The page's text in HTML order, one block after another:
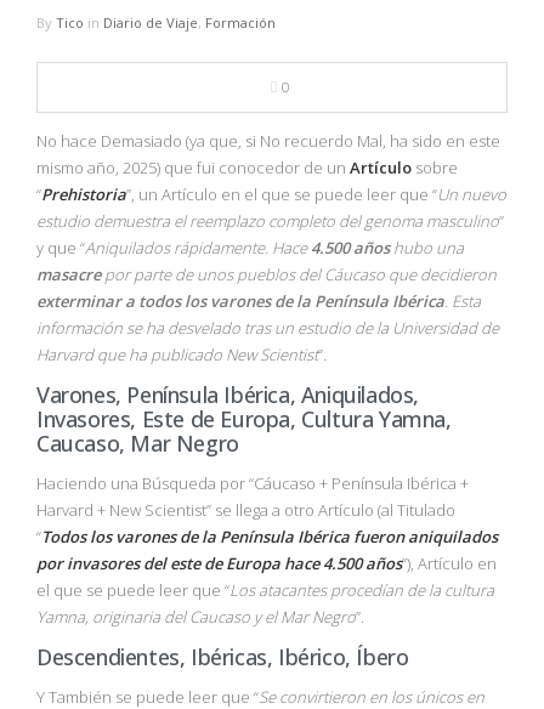
By Tico in Diario de Viaje, Formación
0
No hace Demasiado (ya que, si No recuerdo Mal, ha sido en este
mismo año, 2025) que fui conocedor de un Artículo sobre
“Prehistoria”, un Artículo en el que se puede leer que “Un nuevo
estudio demuestra el reemplazo completo del genoma masculino”
y que “Aniquilados rápidamente. Hace4.500 añoshubo una
masacrepor parte de unos pueblos del Cáucaso que decidieron
exterminar a todos los varones de la Península Ibérica. Esta
información se ha desvelado tras un estudio de la Universidad de
Harvard que ha publicado New Scientist”.
Varones, Península Ibérica, Aniquilados,
Invasores, Este de Europa, Cultura Yamna,
Caucaso, Mar Negro
Haciendo una Búsqueda por “Cáucaso + Península Ibérica +
Harvard + New Scientist” se llega a otro Artículo (al Titulado
“Todos los varones de la Península Ibérica fueron aniquilados
por invasores del este de Europa hace 4.500 años”), Artículo en
el que se puede leer que “Los atacantes procedían de la cultura
Yamna, originaria del Caucaso y el Mar Negro”.
Descendientes, Ibéricas, Ibérico, Íbero
Y También se puede leer que “Se convirtieron en los únicos en